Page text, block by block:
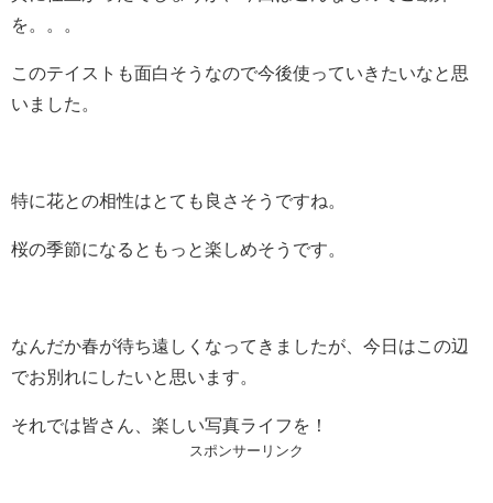
を。。。
このテイストも面白そうなので今後使っていきたいなと思
いました。
特に花との相性はとても良さそうですね。
桜の季節になるともっと楽しめそうです。
なんだか春が待ち遠しくなってきましたが、今日はこの辺
でお別れにしたいと思います。
それでは皆さん、楽しい写真ライフを！
スポンサーリンク